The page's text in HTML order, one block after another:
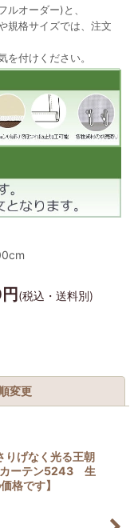
オーダー)と、
規格サイズでは、注文
付けください。
(税込・送料別)
変更
りげなく光る王朝
カーテン5243 生
格です】